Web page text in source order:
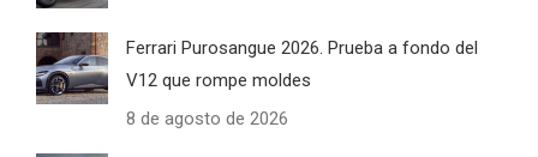
Ferrari Purosangue 2026. Prueba a fondo del
V12 que rompe moldes
8 de agosto de 2026